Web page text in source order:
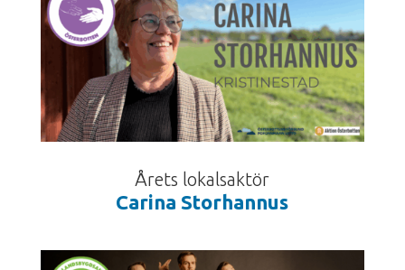
Årets lokalsaktör
Carina Storhannus